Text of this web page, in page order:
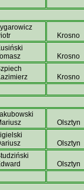
Krosno
Krosno
Krosno
Olsztyn
Olsztyn
Olsztyn